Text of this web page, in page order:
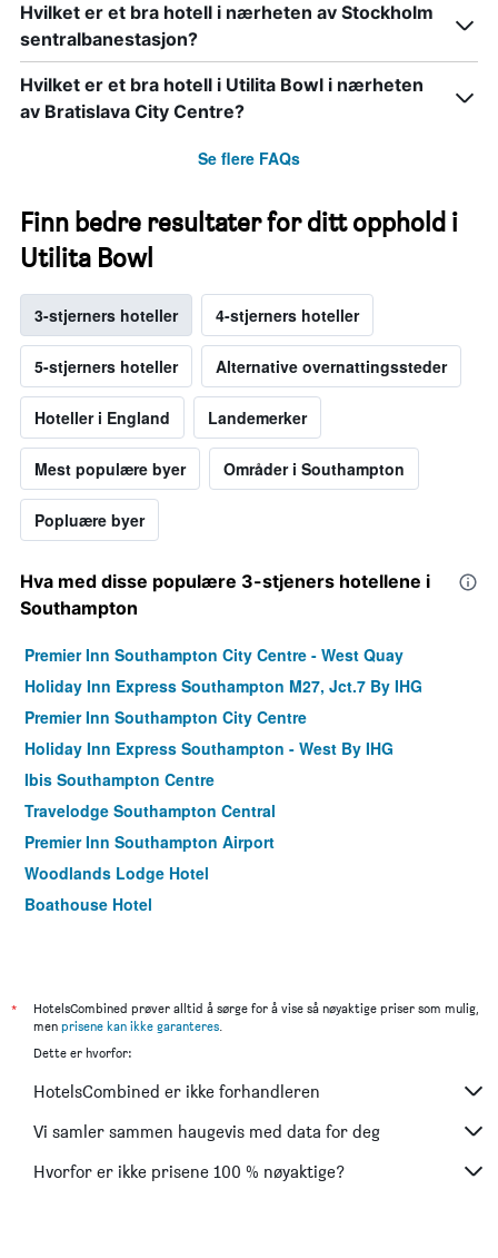
Hvilket er et bra hotell i nærheten av Stockholm
sentralbanestasjon?
Hvilket er et bra hotell i Utilita Bowl i nærheten
av Bratislava City Centre?
Se flere FAQs
Finn bedre resultater for ditt opphold i
Utilita Bowl
3-stjerners hoteller 4-stjerners hoteller
5-stjerners hoteller Alternative overnattingssteder
Hoteller i England Landemerker
Mest populære byer Områder i Southampton
Popluære byer
Hva med disse populære 3-stjeners hotellene i
Southampton
Premier Inn Southampton City Centre - West Quay
Holiday Inn Express Southampton M27, Jct.7 By IHG
Premier Inn Southampton City Centre
Holiday Inn Express Southampton - West By IHG
Ibis Southampton Centre
Travelodge Southampton Central
Premier Inn Southampton Airport
Woodlands Lodge Hotel
Boathouse Hotel
*
HotelsCombined prøver alltid å sørge for å vise så nøyaktige priser som mulig,
men prisene kan ikke garanteres.
Dette er hvorfor:
HotelsCombined er ikke forhandleren
Vi samler sammen haugevis med data for deg
Hvorfor er ikke prisene 100 % nøyaktige?